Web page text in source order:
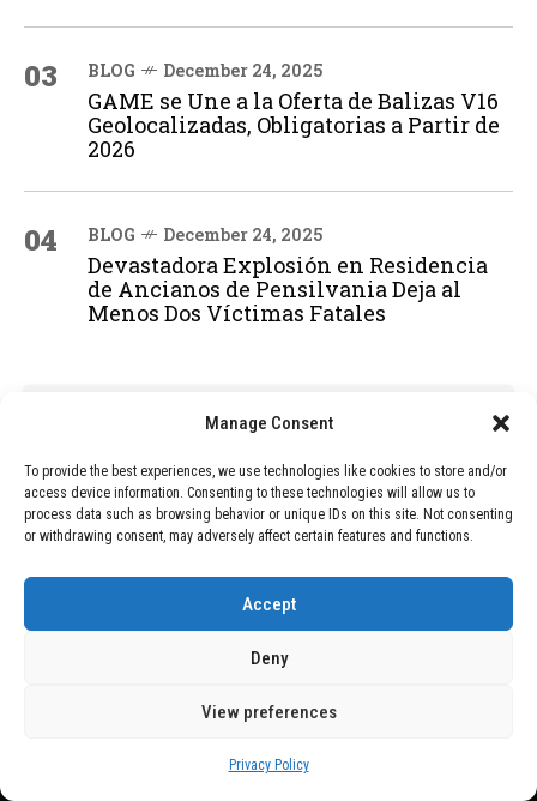
Manage Consent
To provide the best experiences, we use technologies like cookies to store and/or
access device information. Consenting to these technologies will allow us to
process data such as browsing behavior or unique IDs on this site. Not consenting
or withdrawing consent, may adversely affect certain features and functions.
Accept
Deny
View preferences
Privacy Policy
03 BLOG December 24, 2025
GAME se Une a la Oferta de Balizas V16
Geolocalizadas, Obligatorias a Partir de
2026
04 BLOG December 24, 2025
Devastadora Explosión en Residencia
de Ancianos de Pensilvania Deja al
Menos Dos Víctimas Fatales